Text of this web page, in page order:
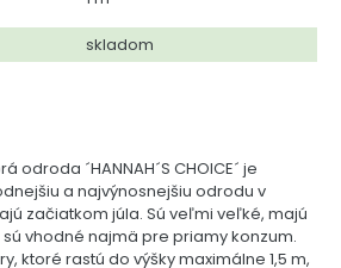
skladom
odroda ´HANNAH´S CHOICE´ je
a najvýnosnejšiu odrodu v
začiatkom júla. Sú veľmi veľké, majú
vhodné najmä pre priamy konzum.
ktoré rastú do výšky maximálne 1,5 m,